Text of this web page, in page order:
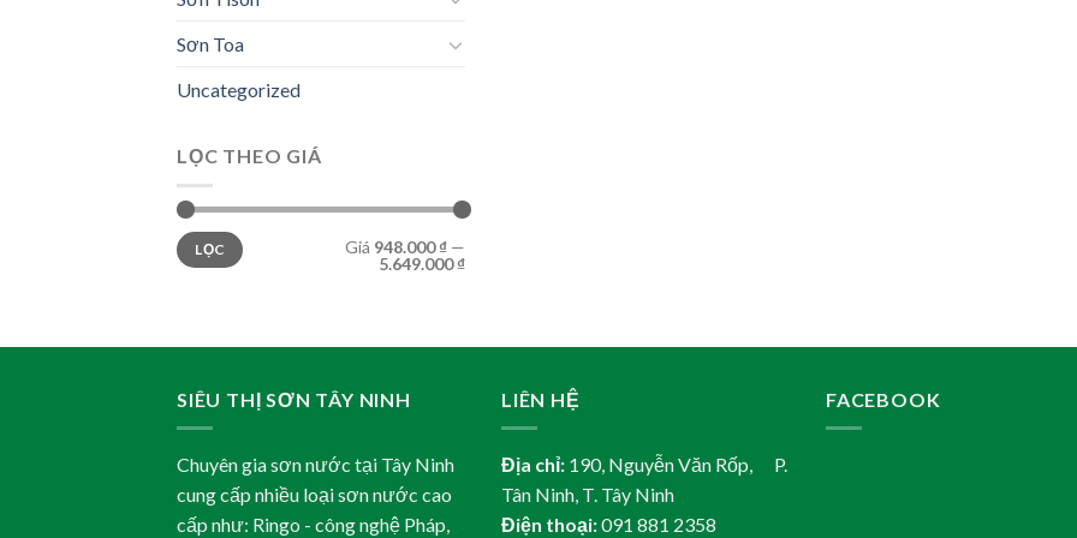
Sơn Toa
Uncategorized
LỌC THEO GIÁ
Giá
thấp
nhất
Giá
cao
nhất
LỌC Giá 948.000 ₫ —
5.649.000 ₫
SIÊU THỊ SƠN TÂY NINH
Chuyên gia sơn nước tại Tây Ninh
cung cấp nhiều loại sơn nước cao
cấp như: Ringo - công nghệ Pháp,
LIÊN HỆ
Địa chỉ: 190, Nguyễn Văn Rốp, P.
Tân Ninh, T. Tây Ninh
Điện thoại:091 881 2358
FACEBOOK